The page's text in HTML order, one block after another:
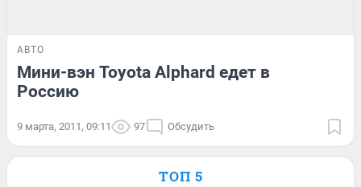
АВТО
Мини-вэн Toyota Alphard едет в
Россию
9 марта, 2011, 09:11 97 Обсудить
ТОП 5